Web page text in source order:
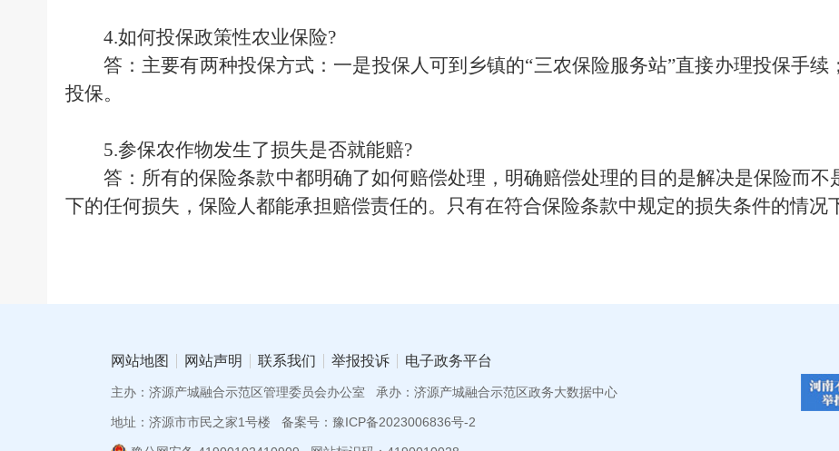
4.如何投保政策性农业保险?
答：主要有两种投保方式：一是投保人可到乡镇的“三农保险服务站”直接办理投保手
投保。
5.参保农作物发生了损失是否就能赔?
答：所有的保险条款中都明确了如何赔偿处理，明确赔偿处理的目的是解决是保险而
下的任何损失，保险人都能承担赔偿责任的。只有在符合保险条款中规定的损失条件的情况
网站地图 网站声明 联系我们 举报投诉 电子政务平台
主办：济源产城融合示范区管理委员会办公室 承办：济源产城融合示范区政务大数据中心
地址：济源市市民之家1号楼 备案号：豫ICP备2023006836号-2